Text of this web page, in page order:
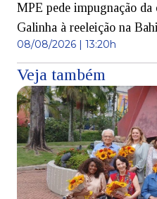
MPE pede impugnação
Galinha à reeleição na
08/08/2026 | 13:20h
Veja também